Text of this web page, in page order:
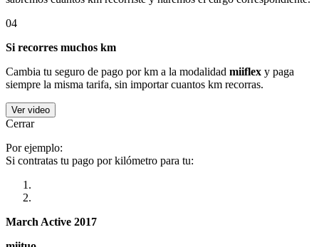
04
Si recorres muchos km
Cambia tu seguro de pago por km a la modalidad miiflex y paga
siempre la misma tarifa, sin importar cuantos km recorras.
Ver video
Cerrar
Por ejemplo:
Si contratas tu pago por kilómetro para tu:
March Active 2017